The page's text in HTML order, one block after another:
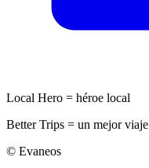
Local Hero = héroe local
Better Trips = un mejor viaje
© Evaneos